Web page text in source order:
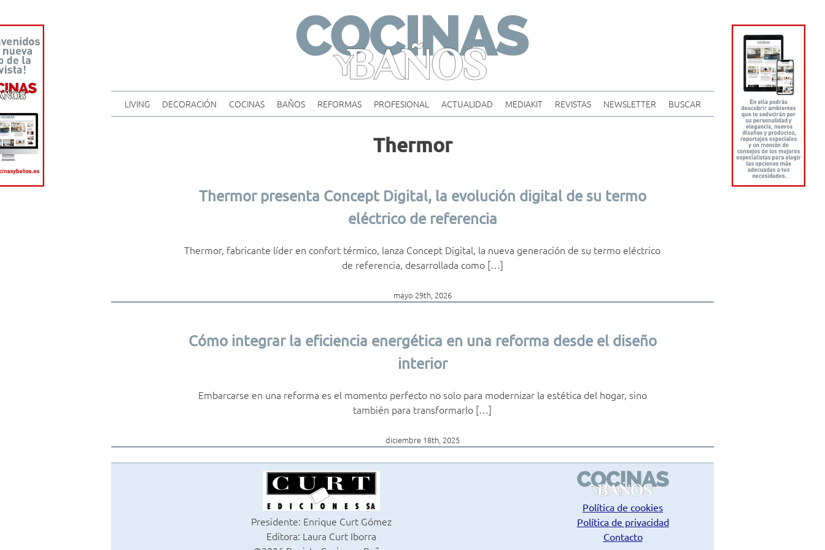
content
LIVING DECORACIÓN COCINAS BAÑOS REFORMAS PROFESIONAL ACTUALIDAD MEDIAKIT REVISTAS NEWSLETTER BUSCAR
Thermor
Thermor presenta Concept Digital, la evolución digital de su termo
eléctrico de referencia
Thermor, fabricante líder en confort térmico, lanza Concept Digital, la nueva generación de su termo eléctrico
de referencia, desarrollada como […]
mayo 29th, 2026
Cómo integrar la eficiencia energética en una reforma desde el diseño
interior
Embarcarse en una reforma es el momento perfecto no solo para modernizar la estética del hogar, sino
también para transformarlo […]
diciembre 18th, 2025
Presidente: Enrique Curt Gómez
Editora: Laura Curt Iborra
Política de cookies
Política de privacidad
Contacto